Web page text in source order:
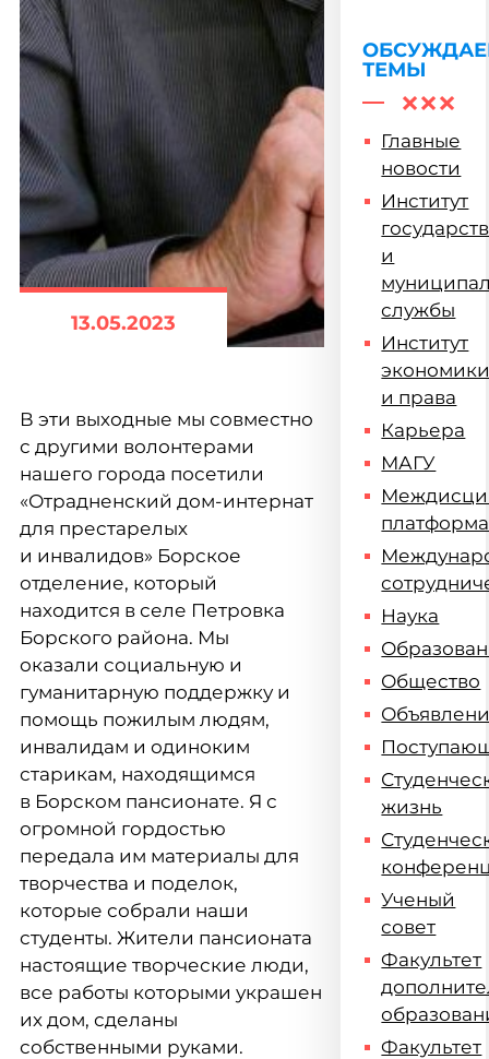
13.05.2023
В эти выходные мы совместно
с другими волонтерами
нашего города посетили
«Отрадненский дом-интернат
для престарелых
и инвалидов» Борское
отделение, который
находится в селе Петровка
Борского района. Мы
оказали социальную и
гуманитарную поддержку и
помощь пожилым людям,
инвалидам и одиноким
старикам, находящимся
в Борском пансионате. Я с
огромной гордостью
передала им материалы для
творчества и поделок,
которые собрали наши
студенты. Жители пансионата
настоящие творческие люди,
все работы которыми украшен
их дом, сделаны
собственными руками.
ТЕМЫ
Главные
новости
Институт
и
службы
Институт
и права
Карьера
МАГУ
платформа
Наука
Общество
жизнь
Ученый
совет
Факультет
Факультет